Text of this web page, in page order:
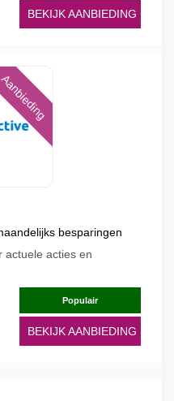
BEKIJK AANBIEDING
besparingen
actuele acties en
Populair
BEKIJK AANBIEDING